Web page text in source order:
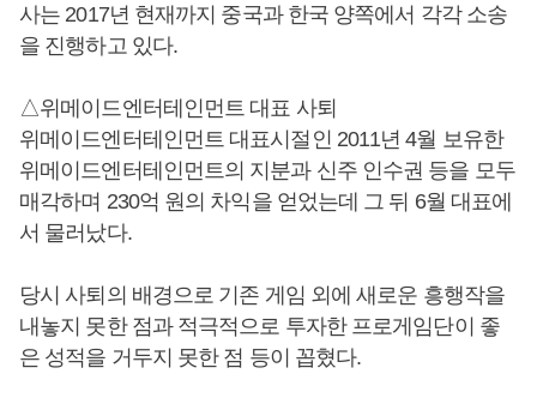
사는 2017년 현재까지 중국과 한국 양쪽에서 각각 소송
을 진행하고 있다.
△위메이드엔터테인먼트 대표 사퇴
위메이드엔터테인먼트 대표시절인 2011년 4월 보유한
위메이드엔터테인먼트의 지분과 신주 인수권 등을 모두
매각하며 230억 원의 차익을 얻었는데 그 뒤 6월 대표에
서 물러났다.
당시 사퇴의 배경으로 기존 게임 외에 새로운 흥행작을
내놓지 못한 점과 적극적으로 투자한 프로게임단이 좋
은 성적을 거두지 못한 점 등이 꼽혔다.